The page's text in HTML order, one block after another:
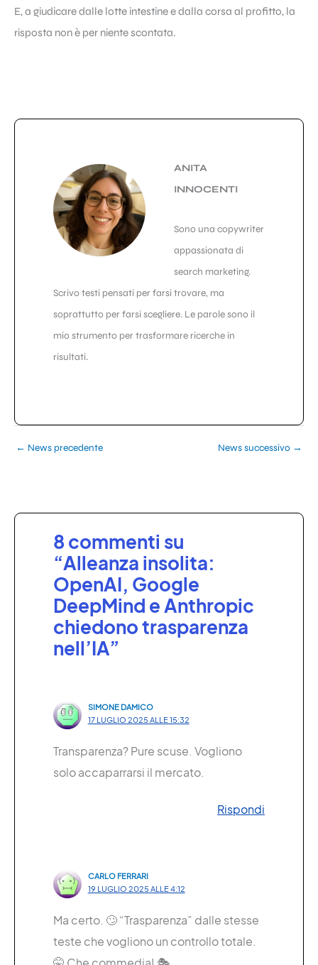
E, a giudicare dalle lotte intestine e dalla corsa al profitto, la
risposta non è per niente scontata.
ANITA
INNOCENTI
Sono una copywriter
appassionata di
search marketing.
Scrivo testi pensati per farsi trovare, ma
soprattutto per farsi scegliere. Le parole sono il
mio strumento per trasformare ricerche in
risultati.
← News precedente News successivo →
8 commenti su
“Alleanza insolita:
OpenAI, Google
DeepMind e Anthropic
chiedono trasparenza
nell’IA”
SIMONE DAMICO
17 LUGLIO 2025 ALLE 15:32
Transparenza? Pure scuse. Vogliono
solo accaparrarsi il mercato.
Rispondi
CARLO FERRARI
19 LUGLIO 2025 ALLE 4:12
Ma certo. 🙄 “Trasparenza” dalle stesse
teste che vogliono un controllo totale.